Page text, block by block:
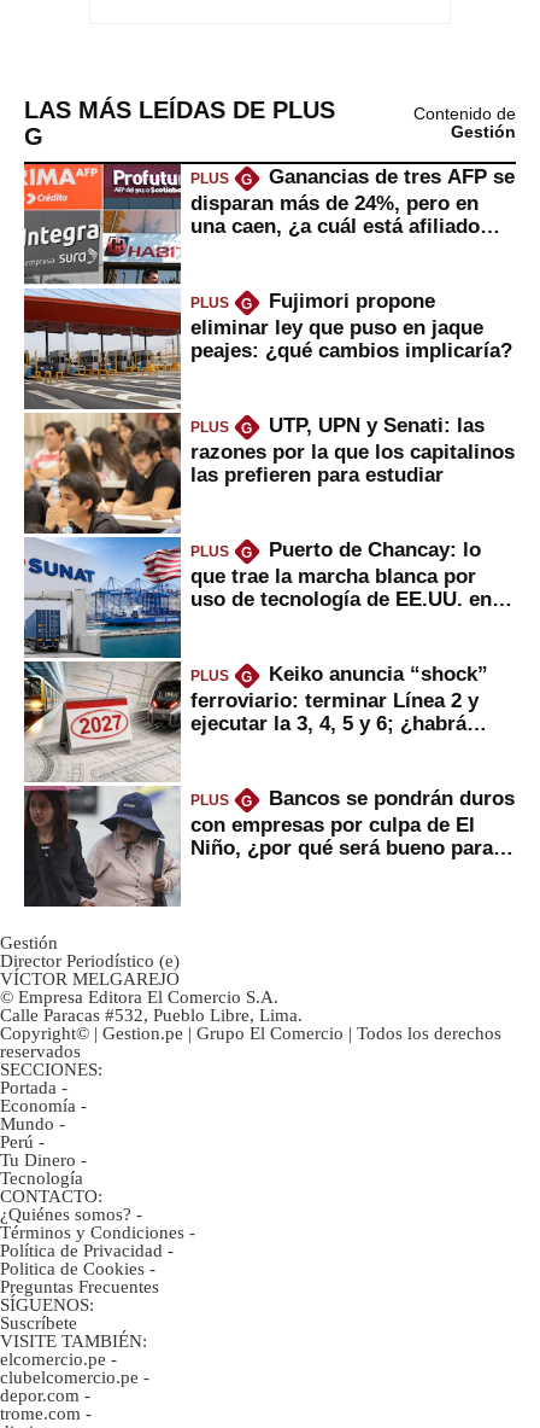
LAS MÁS LEÍDAS DE PLUS
G
Contenido de
Gestión
PLUS G
Ganancias de tres AFP se
disparan más de 24%, pero en
una caen, ¿a cuál está afiliado
PLUS G
Fujimori propone
eliminar ley que puso en jaque
peajes: ¿qué cambios implicaría?
PLUS G
UTP, UPN y Senati: las
razones por la que los capitalinos
las prefieren para estudiar
PLUS G
Puerto de Chancay: lo
que trae la marcha blanca por
uso de tecnología de EE.UU. en
PLUS G
Keiko anuncia “shock”
ferroviario: terminar Línea 2 y
ejecutar la 3, 4, 5 y 6; ¿habrá
PLUS G
Bancos se pondrán duros
con empresas por culpa de El
Niño, ¿por qué será bueno para
Gestión
Director Periodístico (e)
VÍCTOR MELGAREJO
© Empresa Editora El Comercio S.A.
Calle Paracas #532, Pueblo Libre, Lima.
Copyright© | Gestion.pe | Grupo El Comercio | Todos los derechos
reservados
SECCIONES:
Portada -
Economía -
Mundo -
Perú -
Tu Dinero -
Tecnología
CONTACTO:
¿Quiénes somos? -
Términos y Condiciones -
Política de Privacidad -
Politica de Cookies -
Preguntas Frecuentes
SÍGUENOS:
Suscríbete
VISITE TAMBIÉN:
elcomercio.pe -
clubelcomercio.pe -
depor.com -
trome.com -